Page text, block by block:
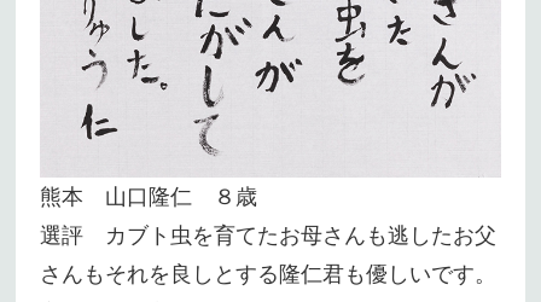
熊本 山口隆仁 ８歳
選評 カブト虫を育てたお母さんも逃したお父
さんもそれを良しとする隆仁君も優しいです。